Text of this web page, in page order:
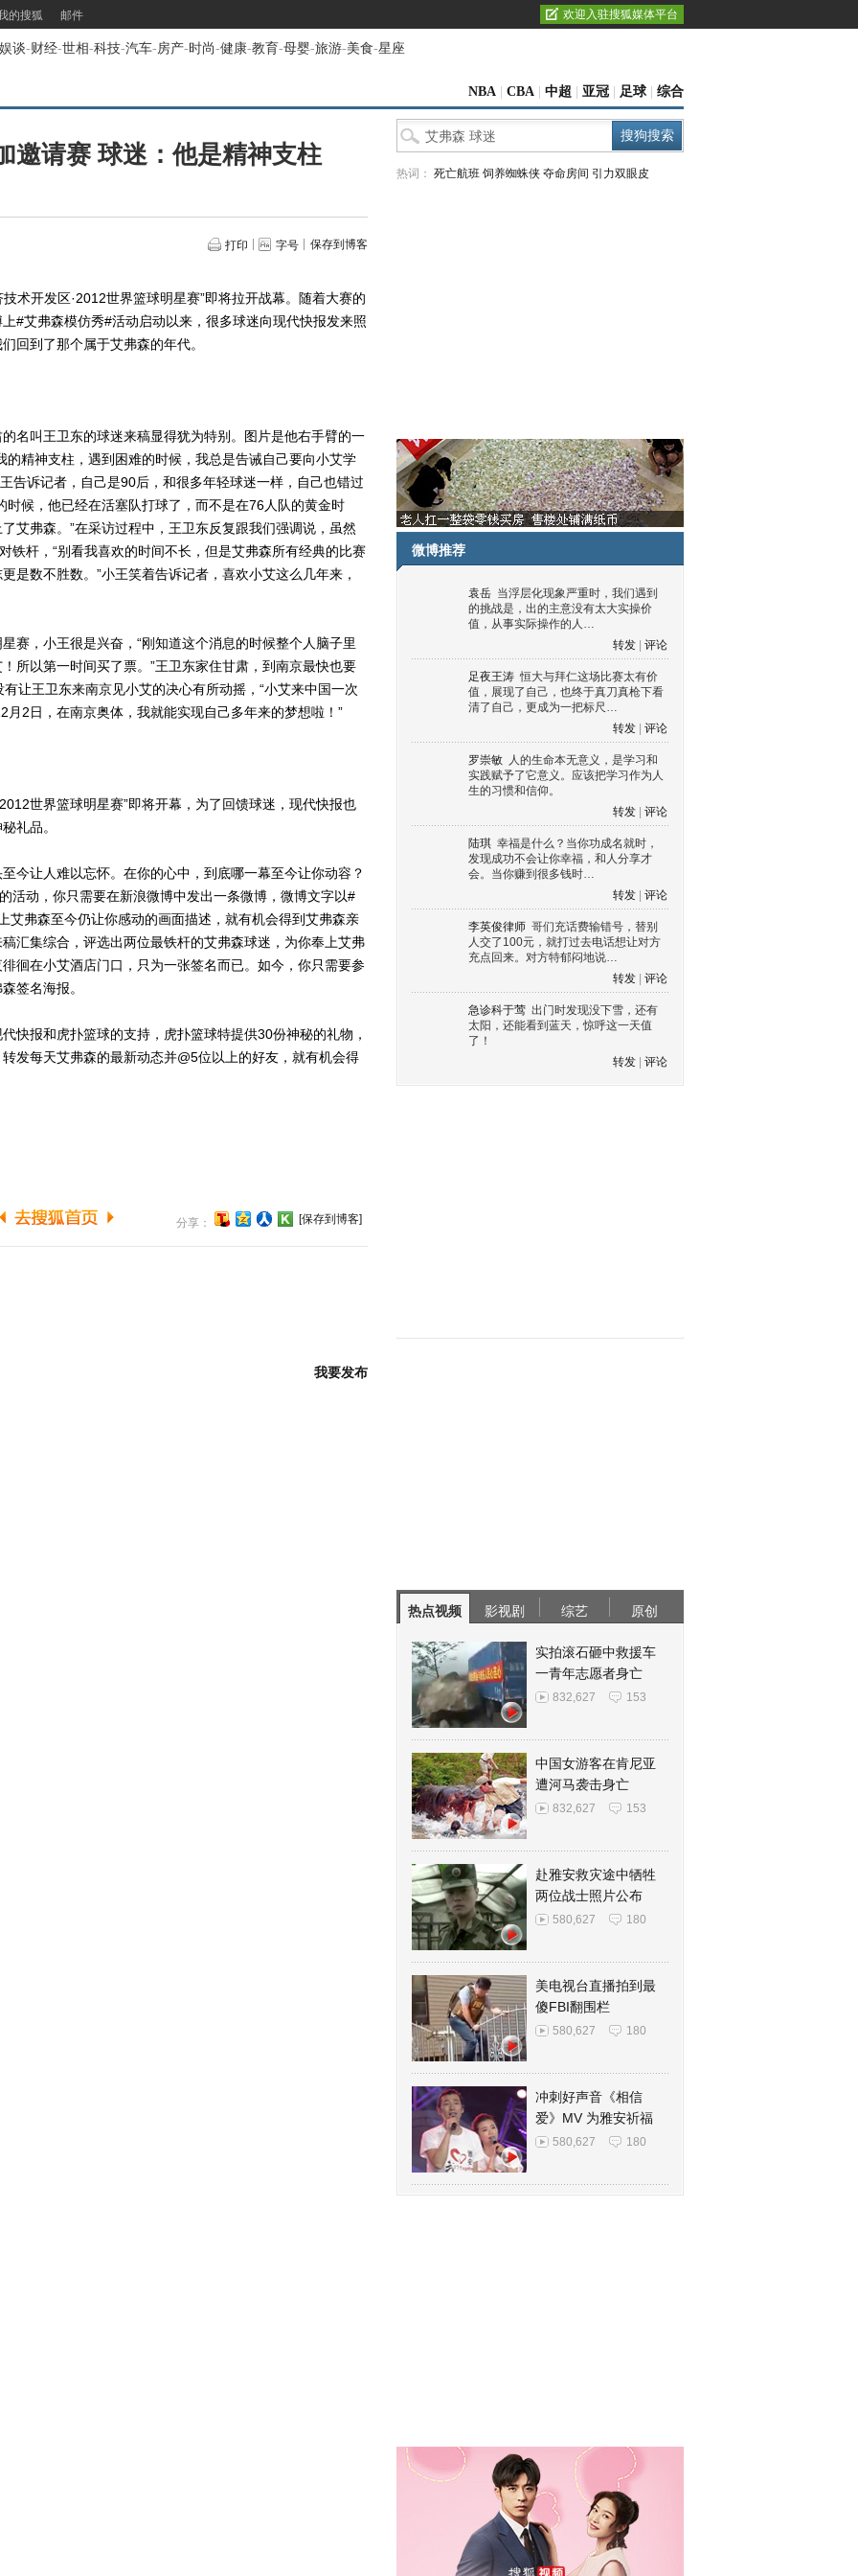
的搜狐 邮件 欢迎入驻搜狐媒体平台
娱谈-财经-世相-科技-汽车-房产-时尚-健康-教育-母婴-旅游-美食-星座
NBA CBA 中超 亚冠 足球 综合
邀请赛 球迷：他是精神支柱
打印 字号 保存到博客
开发区·2012世界篮球明星赛”即将拉开战幕。随着大赛的
#艾弗森模仿秀#活动启动以来，很多球迷向现代快报发来照
回到了那个属于艾弗森的年代。
叫王卫东的球迷来稿显得犹为特别。图片是他右手臂的一
的精神支柱，遇到困难的时候，我总是告诫自己要向小艾学
告诉记者，自己是90后，和很多年轻球迷一样，自己也错过
时候，他已经在活塞队打球了，而不是在76人队的黄金时
艾弗森。”在采访过程中，王卫东反复跟我们强调说，虽然
铁杆，“别看我喜欢的时间不长，但是艾弗森所有经典的比赛
是数不胜数。”小王笑着告诉记者，喜欢小艾这么几年来，
，小王很是兴奋，“刚知道这个消息的时候整个人脑子里
所以第一时间买了票。”王卫东家住甘肃，到南京最快也要
让王卫东来南京见小艾的决心有所动摇，“小艾来中国一次
2日，在南京奥体，我就能实现自己多年来的梦想啦！”
世界篮球明星赛”即将开幕，为了回馈球迷，现代快报也
礼品。
让人难以忘怀。在你的心中，到底哪一幕至今让你动容？
活动，你只需要在新浪微博中发出一条微博，微博文字以#
艾弗森至今仍让你感动的画面描述，就有机会得到艾弗森亲
汇集综合，评选出两位最铁杆的艾弗森球迷，为你奉上艾弗
徊在小艾酒店门口，只为一张签名而已。如今，你只需要参
签名海报。
报和虎扑篮球的支持，虎扑篮球特提供30份神秘的礼物，
发每天艾弗森的最新动态并@5位以上的好友，就有机会得
分享： [保存到博客]
我要发布
热词： 死亡航班 饲养蜘蛛侠 夺命房间 引力双眼皮
微博推荐
袁岳 当浮层化现象严重时，我们遇到
的挑战是，出的主意没有太大实操价
值，从事实际操作的人…
转发
评论
足夜王涛 恒大与拜仁这场比赛太有价
值，展现了自己，也终于真刀真枪下看
清了自己，更成为一把标尺…
转发
评论
罗崇敏 人的生命本无意义，是学习和
实践赋予了它意义。应该把学习作为人
生的习惯和信仰。
转发
评论
陆琪 幸福是什么？当你功成名就时，
发现成功不会让你幸福，和人分享才
会。当你赚到很多钱时…
转发
评论
李英俊律师 哥们充话费输错号，替别
人交了100元，就打过去电话想让对方
充点回来。对方特郁闷地说…
转发
评论
急诊科于莺 出门时发现没下雪，还有
太阳，还能看到蓝天，惊呼这一天值
了！
转发
评论
热点视频 影视剧 综艺 原创
实拍滚石砸中救援车
一青年志愿者身亡
832,627 153
中国女游客在肯尼亚
遭河马袭击身亡
832,627 153
赴雅安救灾途中牺牲
两位战士照片公布
580,627 180
美电视台直播拍到最
傻FBI翻围栏
580,627 180
冲刺好声音《相信
爱》MV 为雅安祈福
580,627 180